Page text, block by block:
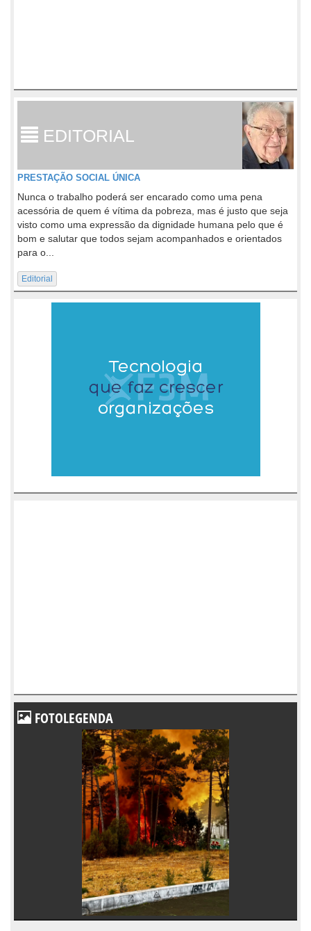
EDITORIAL
PRESTAÇÃO SOCIAL ÚNICA
Nunca o trabalho poderá ser encarado como uma pena
acessória de quem é vítima da pobreza, mas é justo que seja
visto como uma expressão da dignidade humana pelo que é
bom e salutar que todos sejam acompanhados e orientados
para o...
Editorial
FOTOLEGENDA